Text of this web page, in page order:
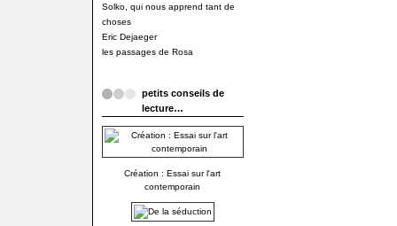
Solko, qui nous apprend tant de
choses
Eric Dejaeger
les passages de Rosa
petits conseils de
lecture…
Création : Essai sur l'art
contemporain